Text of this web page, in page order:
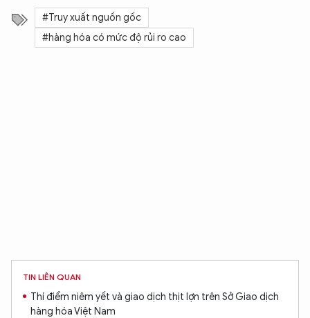
#Truy xuất nguồn gốc
#hàng hóa có mức độ rủi ro cao
TIN LIÊN QUAN
Thí điểm niêm yết và giao dịch thịt lợn trên Sở Giao dịch
hàng hóa Việt Nam